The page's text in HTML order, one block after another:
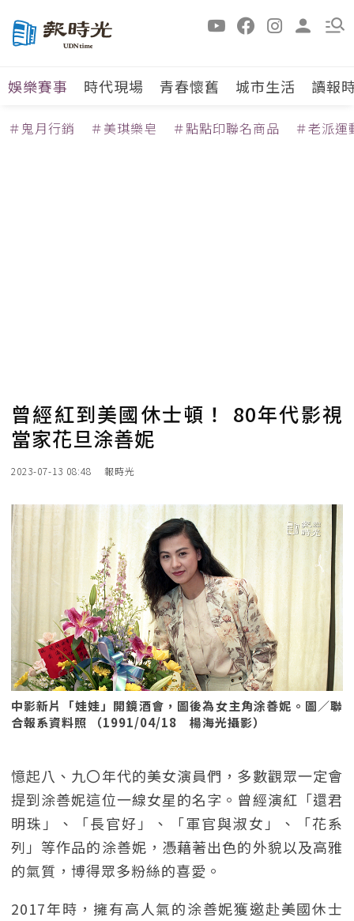
娛樂賽事 時代現場 青春懷舊 城市生活 讀報
＃鬼月行銷 ＃美琪樂皂 ＃點點印聯名商品 ＃老派運
曾經紅到美國休士頓！ 80年代影視
當家花旦涂善妮
2023-07-13 08:48 報時光
中影新片「娃娃」開鏡酒會，圖後為女主角涂善妮。圖／聯
合報系資料照 （1991/04/18 楊海光攝影）
憶起八、九〇年代的美女演員們，多數觀眾一定會
提到涂善妮這位一線女星的名字。曾經演紅「還君
明珠」、「長官好」、「軍官與淑女」、「花系
列」等作品的涂善妮，憑藉著出色的外貌以及高雅
的氣質，博得眾多粉絲的喜愛。
2017年時，擁有高人氣的涂善妮獲邀赴美國休士